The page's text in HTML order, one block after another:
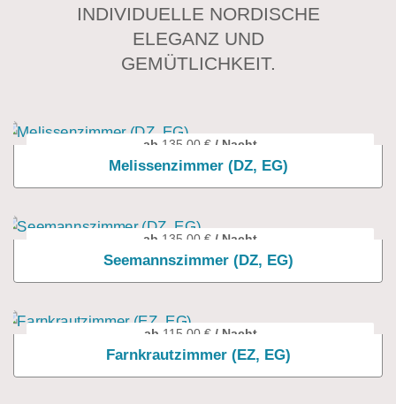
INDIVIDUELLE NORDISCHE
ELEGANZ UND
GEMÜTLICHKEIT.
ab 135,00 € / Nacht
Melissenzimmer (DZ, EG)
ab 135,00 € / Nacht
Seemannszimmer (DZ, EG)
ab 115,00€/ Nacht
Farnkrautzimmer (EZ, EG)